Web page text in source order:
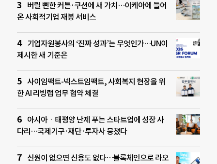
버릴 뻔한 커튼·쿠션에 새 가치…이케아에 들어
온 사회적기업 재봉 서비스
기업자원봉사의 ‘진짜 성과’는 무엇인가…UN이
제시한 새 기준은
사이임팩트-넥스트임팩트, 사회복지 현장을 위
한 AI 리빙랩 업무 협약 체결
아시아ㆍ태평양 난제 푸는 스타트업에 성장 사
다리…국제기구·재단·투자사 뭉쳤다
신원이 없으면 신용도 없다…블록체인으로 라오